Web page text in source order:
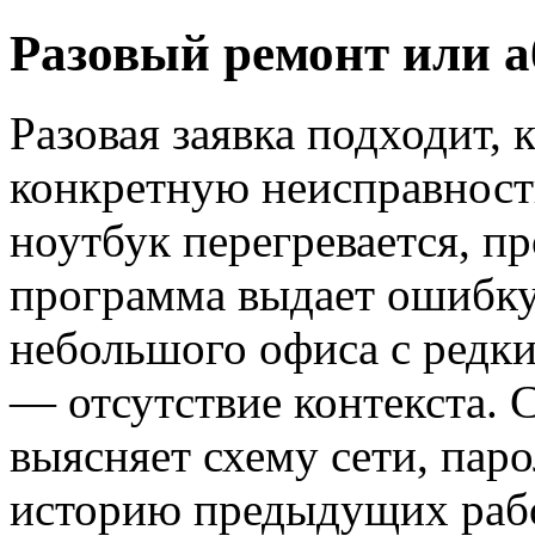
Разовый ремонт или
Разовая заявка подходит,
конкретную
ноутбук перегревается,
программа выдает
небольшого офиса с
— отсутствие контекста.
выясняет схему сети,
историю предыдущих